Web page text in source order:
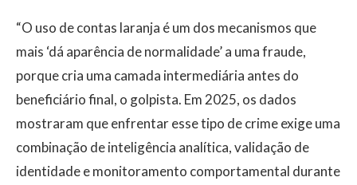
“O uso de contas laranja é um dos mecanismos que
mais ‘dá aparência de normalidade’ a uma fraude,
porque cria uma camada intermediária antes do
beneficiário final, o golpista. Em 2025, os dados
mostraram que enfrentar esse tipo de crime exige uma
combinação de inteligência analítica, validação de
identidade e monitoramento comportamental durante